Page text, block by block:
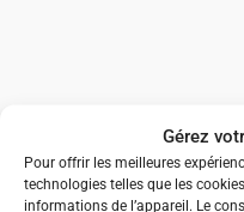
Gérez
Pour offrir les meilleures
technologies telles que les
informations de l’appareil. Le